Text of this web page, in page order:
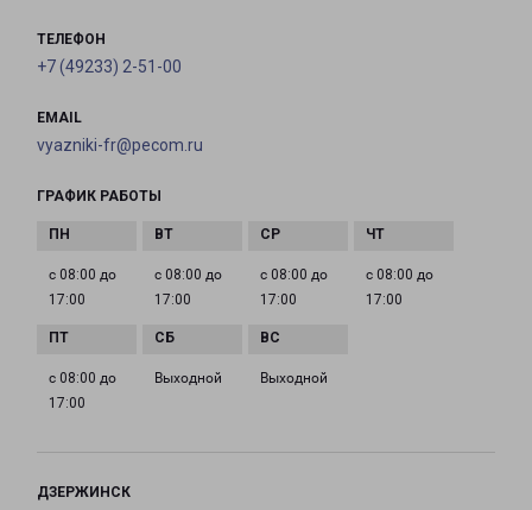
ТЕЛЕФОН
+7 (49233) 2-51-00
EMAIL
vyazniki-fr@pecom.ru
ГРАФИК РАБОТЫ
с 08:00 до
17:00
с 08:00 до
17:00
с 08:00 до
17:00
с 08:00 до
17:00
с 08:00 до
17:00
Выходной Выходной
ДЗЕРЖИНСК